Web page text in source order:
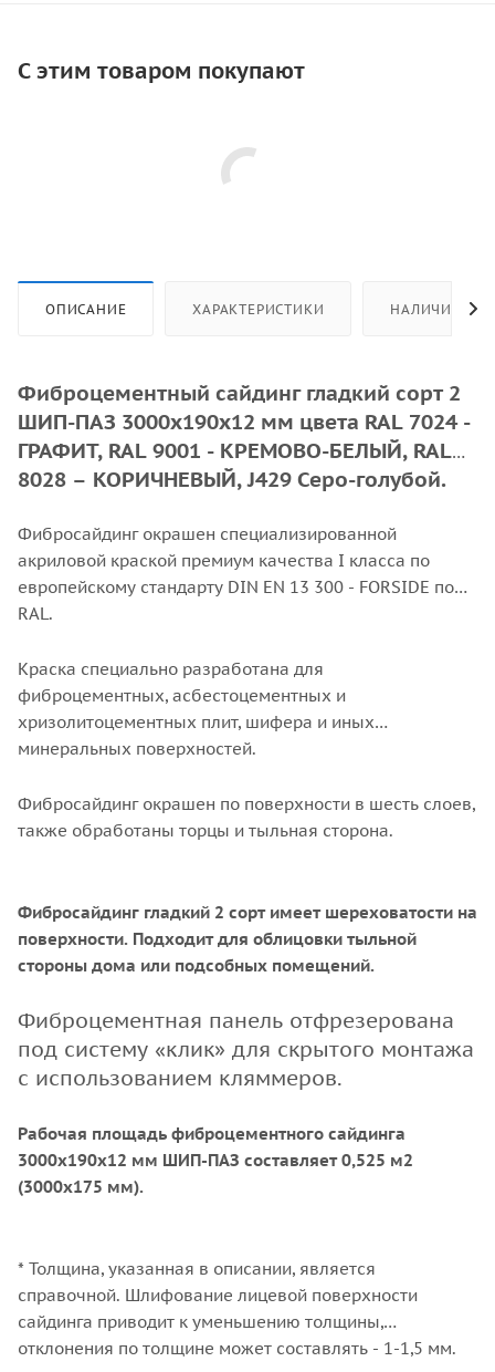
С этим товаром покупают
ОПИСАНИЕ ХАРАКТЕРИСТИКИ НАЛИЧИЕ
Фиброцементный сайдинг гладкий сорт 2
ШИП-ПАЗ 3000х190х12 мм цвета RAL 7024 -
ГРАФИТ, RAL 9001 - КРЕМОВО-БЕЛЫЙ, RAL
8028 – КОРИЧНЕВЫЙ, J429 Серо-голубой.
Фибросайдинг окрашен специализированной
акриловой краской премиум качества I класса по
европейскому стандарту DIN EN 13 300 - FORSIDE по
RAL.
Краска специально разработана для
фиброцементных, асбестоцементных и
хризолитоцементных плит, шифера и иных
минеральных поверхностей.
Фибросайдинг окрашен по поверхности в шесть слоев,
также обработаны торцы и тыльная сторона.
Фибросайдинг гладкий 2 сорт имеет шереховатости на
поверхности. Подходит для облицовки тыльной
стороны дома или подсобных помещений.
Фиброцементная панель отфрезерована
под систему «клик» для скрытого монтажа
с использованием кляммеров.
Рабочая площадь фиброцементного сайдинга
3000х190x12 мм ШИП-ПАЗ составляет 0,525 м2
(3000х175 мм).
* Толщина, указанная в описании, является
справочной. Шлифование лицевой поверхности
сайдинга приводит к уменьшению толщины,
отклонения по толщине может составлять - 1-1,5 мм.